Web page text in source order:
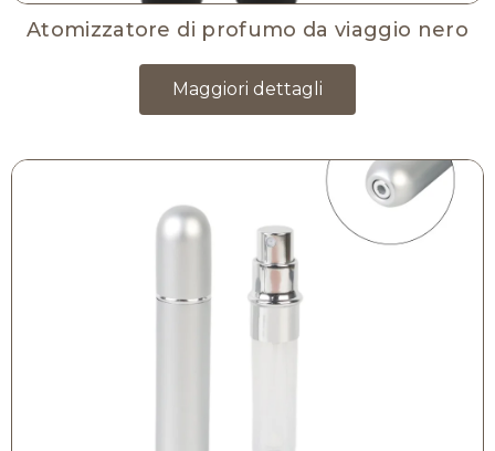
Atomizzatore di profumo da viaggio nero
Maggiori dettagli